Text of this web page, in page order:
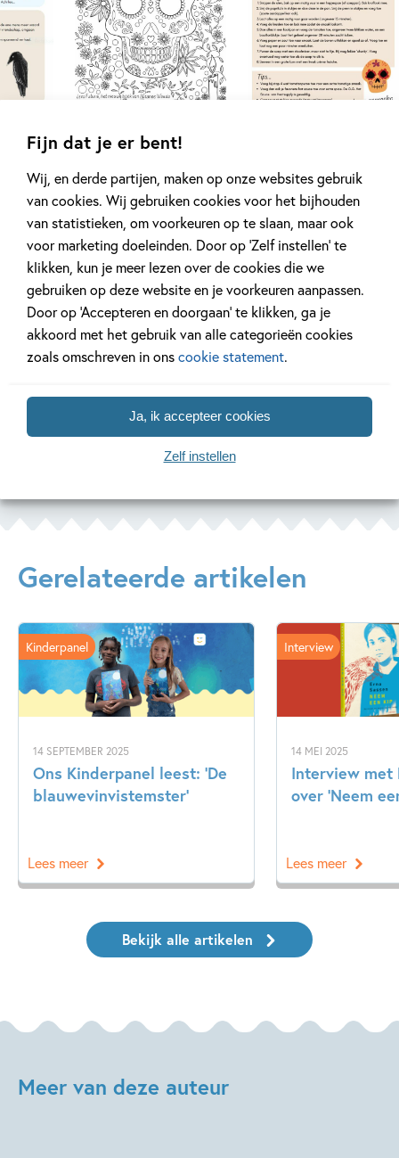
Fijn dat je er bent!
Wij, en derde partijen, maken op onze websites gebruik
van cookies. Wij gebruiken cookies voor het bijhouden
van statistieken, om voorkeuren op te slaan, maar ook
voor marketing doeleinden. Door op ‘Zelf instellen’ te
klikken, kun je meer lezen over de cookies die we
gebruiken op deze website en je voorkeuren aanpassen.
Door op ‘Accepteren en doorgaan’ te klikken, ga je
akkoord met het gebruik van alle categorieën cookies
zoals omschreven in onscookie statement.
Ja, ik accepteer cookies
Zelf instellen
"Futuria' is een niet neer te leggen
uiterst origineel verhaal in de sfeer van
'Crooked Kingdom' (Leigh Bardugo) met
een snufje 'De Dievenbende van Scipio'
(Cornelia Funke) en 'The Night Circus'
voor liefhebbers van Lucy Strange en
Kinderboekwinkel Amsterdam
Gerelateerde artikelen
14 SEPTEMBER 2025
Ons Kinderpanel leest: ‘De
blauwevinvistemster’
Kinderpanel
Lees meer
14 MEI 2025
Interview met
over ‘Neem
Interview
Lees meer
Bekijk alle artikelen
Meer van deze auteur